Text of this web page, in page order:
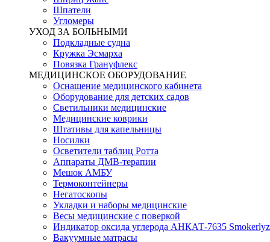
Шпатели
Угломеры
УХОД ЗА БОЛЬНЫМИ
Подкладные судна
Кружка Эсмарха
Повязка Грануфлекс
МЕДИЦИНСКОЕ ОБОРУДОВАНИЕ
Оснащение медицинского кабинета
Оборудование для детских садов
Светильники медицинские
Медицинские коврики
Штативы для капельницы
Носилки
Осветители таблиц Ротта
Аппараты ДМВ-терапии
Мешок АМБУ
Термоконтейнеры
Негатоскопы
Укладки и наборы медицинские
Весы медицинские с поверкой
Индикатор оксида углерода АНКАТ-7635
Вакуумные матрасы